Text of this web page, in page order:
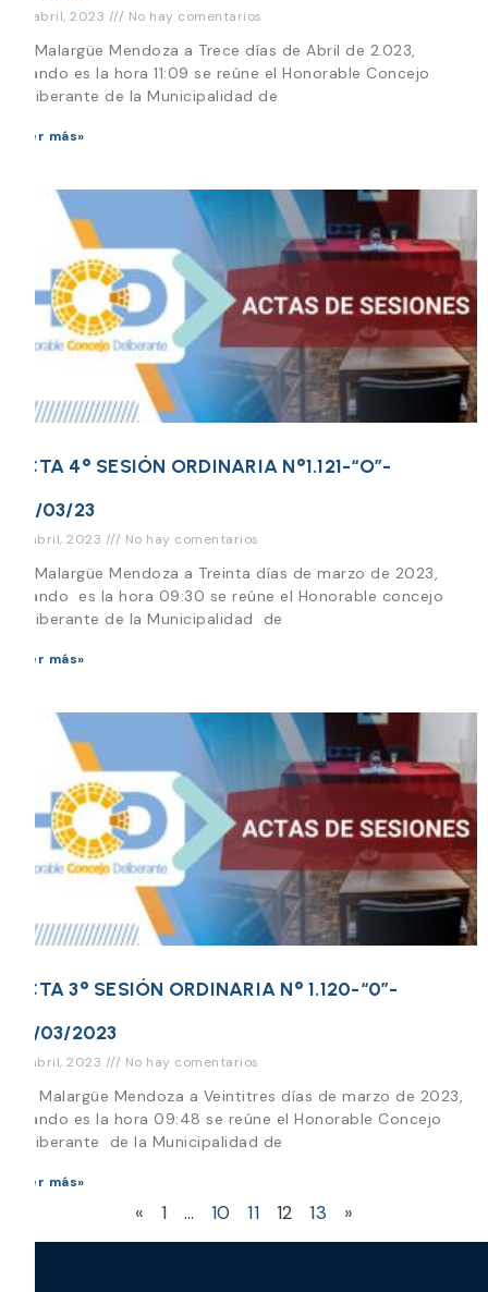
25 abril, 2023 No hay comentarios
En Malargüe Mendoza a Trece días de Abril de 2.023,
cuando es la hora 11:09 se reúne el Honorable Concejo
Deliberante de la Municipalidad de
Leer más»
ACTA 4° SESIÓN ORDINARIA N°1.121-“O”-
30/03/23
18 abril, 2023 No hay comentarios
En Malargüe Mendoza a Treinta días de marzo de 2023,
cuando es la hora 09:30 se reúne el Honorable concejo
Deliberante de la Municipalidad de
Leer más»
ACTA 3° SESIÓN ORDINARIA N° 1.120-“0”-
23/03/2023
18 abril, 2023 No hay comentarios
En Malargüe Mendoza a Veintitres días de marzo de 2023,
cuando es la hora 09:48 se reúne el Honorable Concejo
Deliberante de la Municipalidad de
Leer más»
« 1 … 10 11 12 13 »